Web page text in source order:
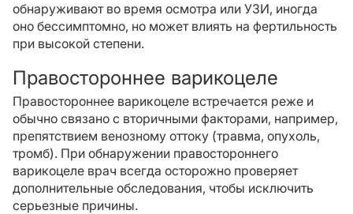
обнаруживают во время осмотра или УЗИ, иногда
оно бессимптомно, но может влиять на фертильность
при высокой степени.
Правостороннее варикоцеле
Правостороннее варикоцеле встречается реже и
обычно связано с вторичными факторами, например,
препятствием венозному оттоку (травма, опухоль,
тромб). При обнаружении правостороннего
варикоцеле врач всегда осторожно проверяет
дополнительные обследования, чтобы исключить
серьезные причины.